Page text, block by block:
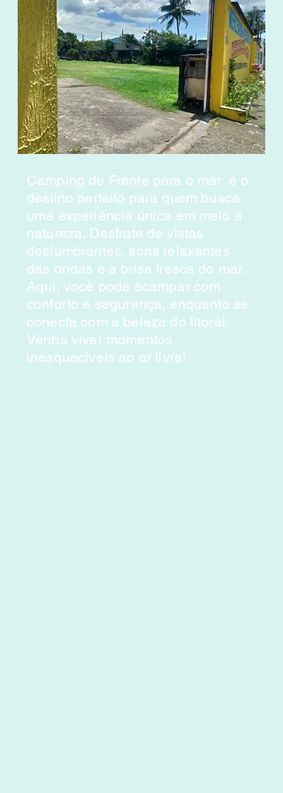
Camping de Frente para o mar é o
destino perfeito para quem busca
uma experiência única em meio à
natureza. Desfrute de vistas
deslumbrantes, sons relaxantes
das ondas e a brisa fresca do mar.
Aqui, você pode acampar com
conforto e segurança, enquanto se
conecta com a beleza do litoral.
Venha viver momentos
inesquecíveis ao ar livre!